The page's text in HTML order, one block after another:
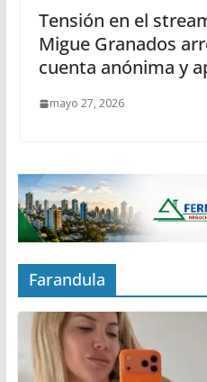
Tensión en el
Migue Granados
cuenta anónima y
mayo 27, 2026
Farandula